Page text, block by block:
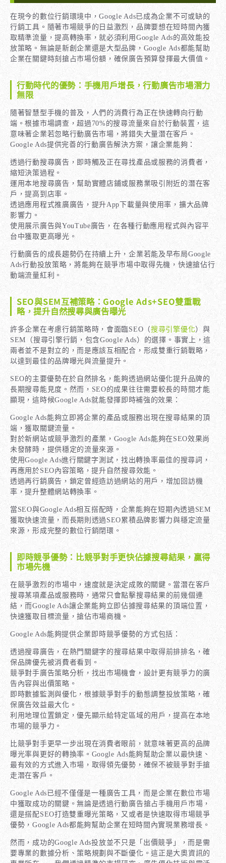
在現今的數位行銷環境中，Google Ads已成為企業不可或缺的
行銷工具。隨著市場競爭的日益激烈，品牌要想在短時間內獲
取精準流量，提高轉換率，就必須利用Google Ads的高效能投
放策略。無論是新創企業還是大型品牌，Google Ads都能幫助
企業在關鍵時刻搶占市場份額，確保廣告預算發揮最大價值。
行動時代的優勢：手機用戶增長，行動廣告市場潛力
無限
隨著智慧型手機的普及，人們的消費行為正在快速轉向行動
端。根據市場調查，超過70%的搜尋流量來自於行動裝置，這
意味著企業若忽略行動廣告市場，將錯失大量潛在客戶。
Google Ads提供完善的行動廣告解決方案，讓企業能夠：
透過行動搜尋廣告，即時觸及正在尋找產品或服務的消費者，
縮短決策過程。
運用本地搜尋廣告，幫助實體店鋪或服務業吸引附近的潛在客
戶，提高到店率。
透過應用程式推廣廣告，提升App下載量與使用率，擴大品牌
影響力。
使用展示廣告與YouTube廣告，在各種行動應用程式與內容平
台中獲取更高曝光。
行動廣告的成長趨勢仍在持續上升，企業若能及早布局Google
Ads行動投放策略，將能夠在競爭市場中取得先機，快速搶佔行
動端流量紅利。
SEO與SEM互補策略：Google Ads+SEO雙重戰
略，提升自然搜尋與廣告曝光
許多企業在考慮行銷策略時，會面臨SEO（搜尋引擎優化）與
SEM（搜尋引擎行銷，包含Google Ads）的選擇。事實上，這
兩者並不是對立的，而是應該互相配合，形成雙重行銷戰略，
以達到最佳的品牌曝光與流量提升。
SEO的主要優勢在於自然排名，能夠透過網站優化提升品牌的
長期搜尋能見度。然而，SEO的成果往往需要較長的時間才能
顯現，這時候Google Ads就能發揮即時補強的效果：
Google Ads能夠立即將企業的產品或服務出現在搜尋結果的頂
端，獲取關鍵流量。
對於新網站或競爭激烈的產業，Google Ads能夠在SEO效果尚
未發酵時，提供穩定的流量來源。
使用Google Ads進行關鍵字測試，找出轉換率最佳的搜尋詞，
再應用於SEO內容策略，提升自然搜尋效能。
透過再行銷廣告，鎖定曾經造訪過網站的用戶，增加回訪機
率，提升整體網站轉換率。
當SEO與Google Ads相互搭配時，企業能夠在短期內透過SEM
獲取快速流量，而長期則透過SEO累積品牌影響力與穩定流量
來源，形成完整的數位行銷閉環。
即時競爭優勢：比競爭對手更快佔據搜尋結果，贏得
市場先機
在競爭激烈的市場中，速度就是決定成敗的關鍵。當潛在客戶
搜尋某項產品或服務時，通常只會點擊搜尋結果的前幾個連
結，而Google Ads讓企業能夠立即佔據搜尋結果的頂端位置，
快速獲取目標流量，搶佔市場商機。
Google Ads能夠提供企業即時競爭優勢的方式包括：
透過搜尋廣告，在熱門關鍵字的搜尋結果中取得前排排名，確
保品牌優先被消費者看到。
競爭對手廣告策略分析，找出市場機會，設計更有競爭力的廣
告內容與出價策略。
即時數據監測與優化，根據競爭對手的動態調整投放策略，確
保廣告效益最大化。
利用地理位置鎖定，優先顯示給特定區域的用戶，提高在本地
市場的競爭力。
比競爭對手更早一步出現在消費者眼前，就意味著更高的品牌
曝光率與更好的轉換率。Google Ads能夠幫助企業以最快速、
最有效的方式進入市場，取得領先優勢，確保不被競爭對手搶
走潛在客戶。
Google Ads已經不僅僅是一種廣告工具，而是企業在數位市場
中獲取成功的關鍵。無論是透過行動廣告搶占手機用戶市場，
還是搭配SEO打造雙重曝光策略，又或者是快速取得市場競爭
優勢，Google Ads都能夠幫助企業在短時間內實現業務增長。
然而，成功的Google Ads投放並不只是「出價競爭」，而是需
要專業的數據分析、策略規劃與不斷優化。這正是大奧資訊的